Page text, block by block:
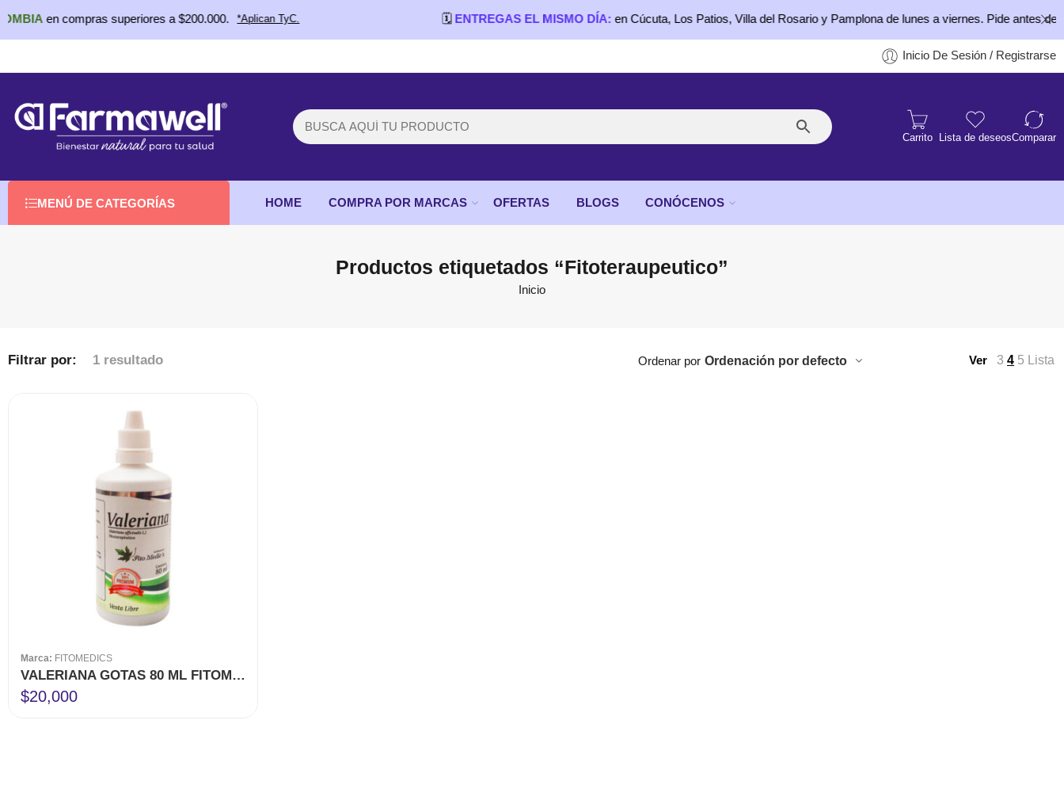
en compras superiores a $200.000. *Aplican TyC. ENTREGAS EL MISMO DÍA:en Cúcuta, Los Patios, Villa del Rosario y Pamplona de lunes a viernes. Pide antes de las
Inicio De Sesión / Registrarse
Carrito Lista de deseosComparar
MENÚ DE CATEGORÍAS HOME COMPRA POR MARCAS OFERTAS BLOGS CONÓCENOS
Productos etiquetados “Fitoteraupeutico”
Inicio
Filtrar por: 1 resultado Ordenar por Ordenación por defecto Ver 3 4 5 Lista
Marca: FITOMEDICS
VALERIANA GOTAS 80 ML FITOMEDICS
$20,000